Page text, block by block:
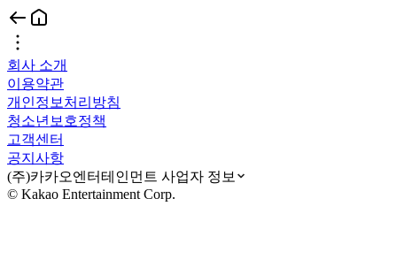
회사 소개
이용약관
개인정보처리방침
청소년보호정책
고객센터
공지사항
(주)카카오엔터테인먼트 사업자 정보
© Kakao Entertainment Corp.